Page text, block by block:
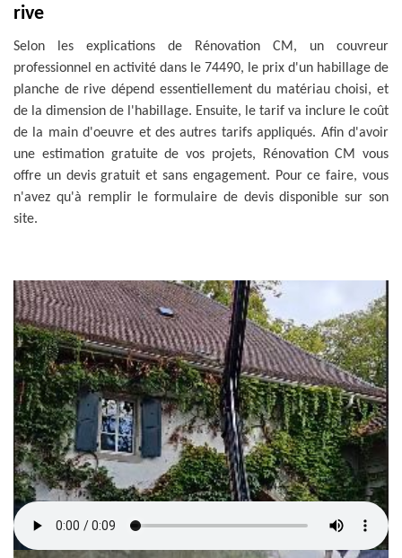
rive
Selon les explications de Rénovation CM, un couvreur
professionnel en activité dans le 74490, le prix d'un habillage de
planche de rive dépend essentiellement du matériau choisi, et
de la dimension de l'habillage. Ensuite, le tarif va inclure le coût
de la main d'oeuvre et des autres tarifs appliqués. Afin d'avoir
une estimation gratuite de vos projets, Rénovation CM vous
offre un devis gratuit et sans engagement. Pour ce faire, vous
n'avez qu'à remplir le formulaire de devis disponible sur son
site.